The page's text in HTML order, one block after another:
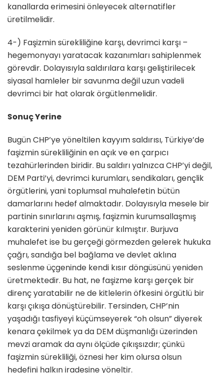
kanallarda erimesini önleyecek alternatifler
üretilmelidir.
4-) Faşizmin sürekliliğine karşı, devrimci karşı –
hegemonyayı yaratacak kazanımları sahiplenmek
görevdir. Dolayısıyla saldırılara karşı geliştirilecek
siyasal hamleler bir savunma değil uzun vadeli
devrimci bir hat olarak örgütlenmelidir.
Sonuç Yerine
Bugün CHP’ye yöneltilen kayyım saldırısı, Türkiye’de
faşizmin sürekliliğinin en açık ve en çarpıcı
tezahürlerinden biridir. Bu saldırı yalnızca CHP’yi değil,
DEM Parti’yi, devrimci kurumları, sendikaları, gençlik
örgütlerini, yani toplumsal muhalefetin bütün
damarlarını hedef almaktadır. Dolayısıyla mesele bir
partinin sınırlarını aşmış, faşizmin kurumsallaşmış
karakterini yeniden görünür kılmıştır. Burjuva
muhalefet ise bu gerçeği görmezden gelerek hukuka
çağrı, sandığa bel bağlama ve devlet aklına
seslenme üçgeninde kendi kısır döngüsünü yeniden
üretmektedir. Bu hat, ne faşizme karşı gerçek bir
direnç yaratabilir ne de kitlelerin öfkesini örgütlü bir
karşı çıkışa dönüştürebilir. Tersinden, CHP’nin
yaşadığı tasfiyeyi küçümseyerek “oh olsun” diyerek
kenara çekilmek ya da DEM düşmanlığı üzerinden
mevzi aramak da aynı ölçüde çıkışsızdır; çünkü
faşizmin sürekliliği, öznesi her kim olursa olsun
hedefini halkın iradesine yöneltir.